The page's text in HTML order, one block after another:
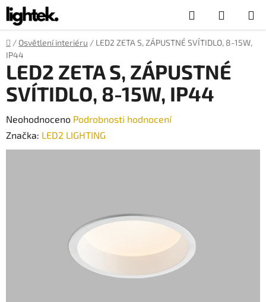
Přejít
na
obsah
Hledat
KOŠÍK
Domů
/ Osvětlení interiéru / LED2 ZETA S, ZÁPUSTNÉ SVÍTIDLO, 8-15W,
IP44
LED2 ZETA S, ZÁPUSTNÉ
SVÍTIDLO, 8-15W, IP44
Průměrné
hodnocení
produktu
Neohodnoceno Podrobnosti hodnocení
Značka: LED2 LIGHTING